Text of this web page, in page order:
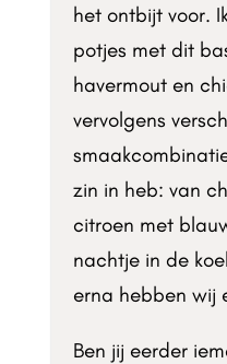
het ontbijt voor.
potjes met dit
havermout en
vervolgens
zin in heb: van
citroen met
nachtje in de
erna hebben wij
Ben jij eerder